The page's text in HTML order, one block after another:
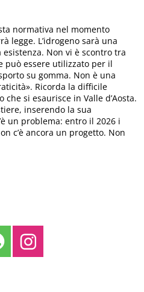
normativa nel momento
legge. L’idrogeno sarà una
Non vi è scontro tra
può essere utilizzato per il
su gomma. Non è una
Ricorda la difficile
si esaurisce in Valle d’Aosta.
inserendo la sua
un problema: entro il 2026 i
c’è ancora un progetto. Non